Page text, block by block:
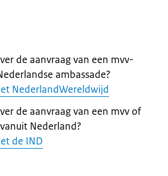
de aanvraag van een mvv-
ambassade?
NederlandWereldwijd
de aanvraag van een mvv of
Nederland?
de IND